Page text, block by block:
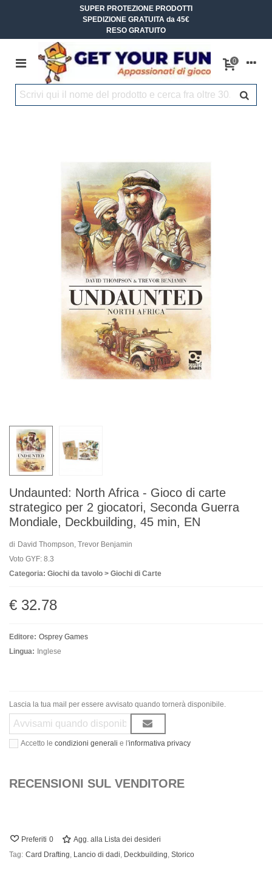
SUPER PROTEZIONE PRODOTTI
SPEDIZIONE GRATUITA da 45€
RESO GRATUITO
0
Undaunted: North Africa - Gioco di carte
strategico per 2 giocatori, Seconda Guerra
Mondiale, Deckbuilding, 45 min, EN
di David Thompson, Trevor Benjamin
Voto GYF: 8.3
Categoria: Giochi da tavolo > Giochi di Carte
€ 32.78
Editore: Osprey Games
Lingua: Inglese
Lascia la tua mail per essere avvisato quando tornerà disponibile.
Accetto le condizioni generali e l'informativa privacy
RECENSIONI SUL VENDITORE
Preferiti 0
Agg. alla Lista dei desideri
Tag: Card Drafting, Lancio di dadi, Deckbuilding, Storico